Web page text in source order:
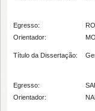
Egresso:
Orientador:
Título da Dissertação:
Egresso:
Orientador: